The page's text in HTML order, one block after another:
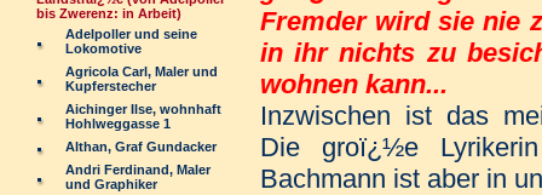
bis Zwerenz: in Arbeit)
Adelpoller und seine
Lokomotive
Agricola Carl, Maler und
Kupferstecher
Aichinger Ilse, wohnhaft
Hohlweggasse 1
Althan, Graf Gundacker
Andri Ferdinand, Maler
und Graphiker
Fremder wird sie nie
in ihr nichts zu
wohnen kann...
Inzwischen ist das
Die groï¿½e
Bachmann ist aber in